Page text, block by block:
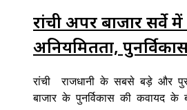
रांची अपर बाजार सर्वे
अनियमितता,
रांची राजधानी के सबसे बड़े और
बाजार के पुनर्विकास की कवायद के